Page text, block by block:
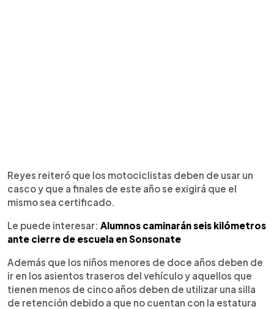
Reyes reiteró que los motociclistas deben de usar un
casco y que a finales de este año se exigirá que el
mismo sea certificado.
Le puede interesar: Alumnos caminarán seis kilómetros
ante cierre de escuela en Sonsonate
Además que los niños menores de doce años deben de
ir en los asientos traseros del vehículo y aquellos que
tienen menos de cinco años deben de utilizar una silla
de retención debido a que no cuentan con la estatura